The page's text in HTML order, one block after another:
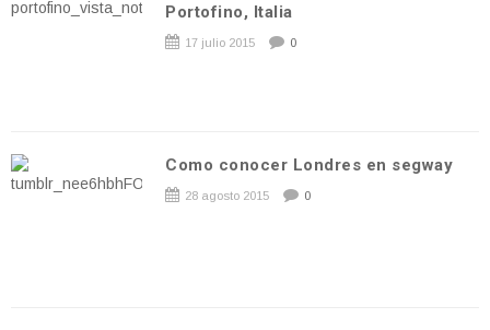
Portofino, Italia
17 julio 2015 0
Como conocer Londres en segway
28 agosto 2015 0